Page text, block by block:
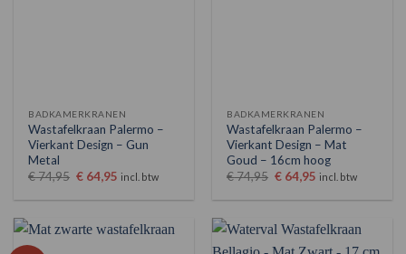
BADKAMERKRANEN
Wastafelkraan Palermo –
Vierkant Design – Gun
Metal
€74,95 Oorspronkelijke
was:
€ 64,95 Huidige
is:
incl. btw
BADKAMERKRANEN
Wastafelkraan Palermo –
Vierkant Design – Mat
Goud – 16cm hoog
€74,95 Oorspronkelijke
was:
€ 64,95 Huidige
is:
incl. btw